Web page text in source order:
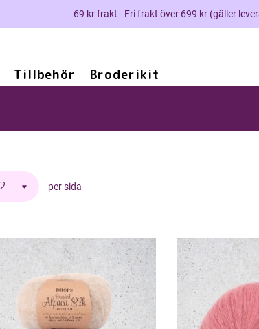
69 kr frakt - Fri frakt över 699 kr (gäller
Tillbehör Broderikit
per sida